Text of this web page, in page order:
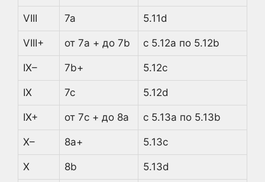
VIII 7a 5.11d
VIII+ от 7a + до 7b с 5.12a по 5.12b
IX– 7b+ 5.12c
IX 7c 5.12d
IX+ от 7c + до 8a с 5.13a по 5.13b
X– 8a+ 5.13c
X 8b 5.13d